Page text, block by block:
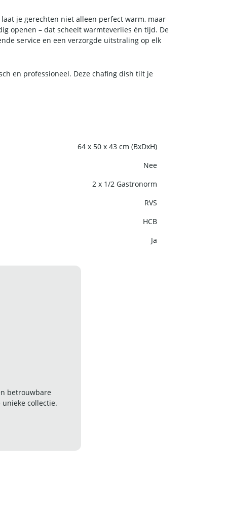
je gerechten niet alleen perfect warm, maar
openen – dat scheelt warmteverlies én tijd. De
service en een verzorgde uitstraling op elk
en professioneel. Deze chafing dish tilt je
64 x 50 x 43 cm (BxDxH)
Nee
2 x 1/2 Gastronorm
RVS
HCB
Ja
betrouwbare
collectie.